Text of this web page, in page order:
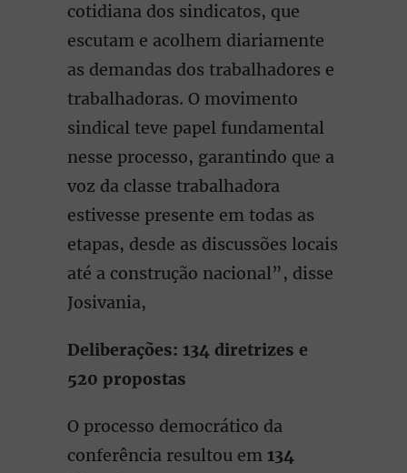
cotidiana dos sindicatos, que
escutam e acolhem diariamente
as demandas dos trabalhadores e
trabalhadoras. O movimento
sindical teve papel fundamental
nesse processo, garantindo que a
voz da classe trabalhadora
estivesse presente em todas as
etapas, desde as discussões locais
até a construção nacional”, disse
Josivania,
Deliberações: 134 diretrizes e
520 propostas
O processo democrático da
conferência resultou em 134